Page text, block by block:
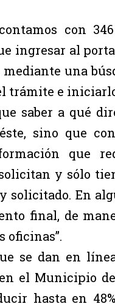
con
ingresar al
una
trámite e
saber a qué
sino que
que
y sólo
solicitado. En
final, de
oficinas”.
se dan en
el Municipio
hasta en